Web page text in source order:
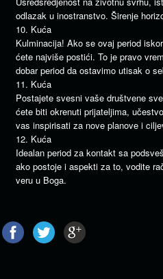
odlazak u inostranstvo. Širenje
10. Kuća
Kulminacija! Ako se ovaj period
ćete najviše postići. To je pravo
dobar period da ostavimo utisak o
11. Kuća
Postajete svesni vaše društvene
ćete biti okrenuti prijateljima,
vas inspirisati za nove planove i
12. Kuća
Idealan period za kontakt sa
ako postoje i aspekti za to, vodite
veru u Boga.